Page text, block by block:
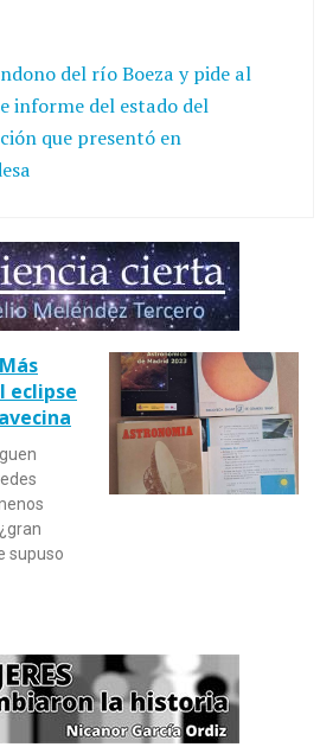
del río Boeza y pide al
informe del estado del
que presentó en
eclipse
supuso